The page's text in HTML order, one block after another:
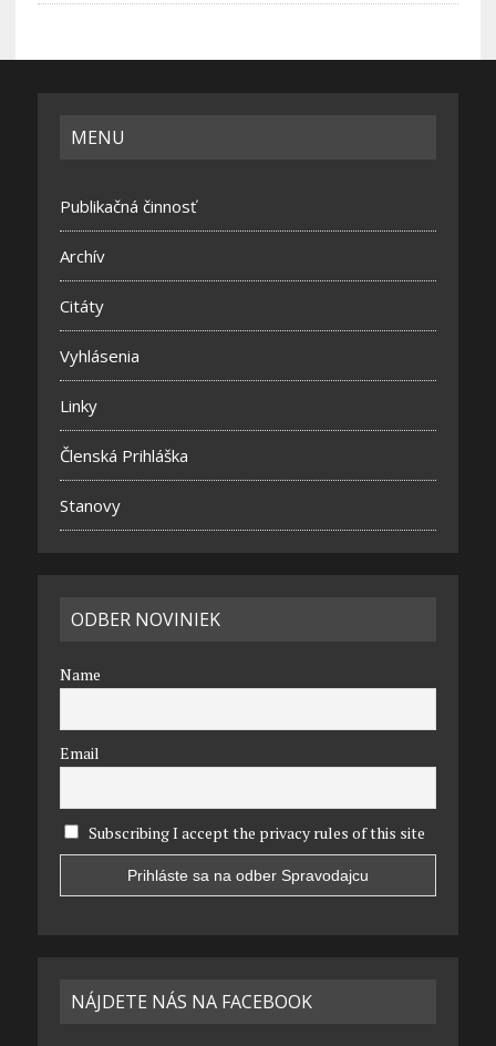
MENU
Publikačná činnosť
Archív
Citáty
Vyhlásenia
Linky
Členská Prihláška
Stanovy
ODBER NOVINIEK
Name
Email
Subscribing I accept the privacy rules of this site
NÁJDETE NÁS NA FACEBOOK